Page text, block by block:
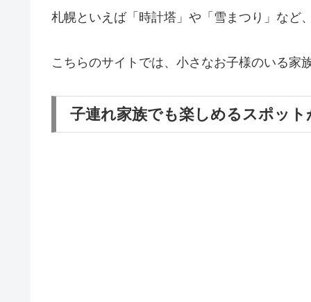
札幌といえば「時計塔」や「雪まつり」など
こちらのサイトでは、小さなお子様のいる家
子連れ家族でも楽しめるスポット